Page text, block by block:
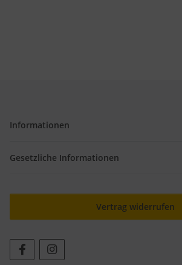
Informationen
Gesetzliche Informationen
Vertrag widerrufen